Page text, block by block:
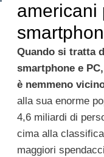
americani
Quando si tratta
smartphone e
è nemmeno
alla sua enorme
4,6 miliardi di
cima alla
maggiori